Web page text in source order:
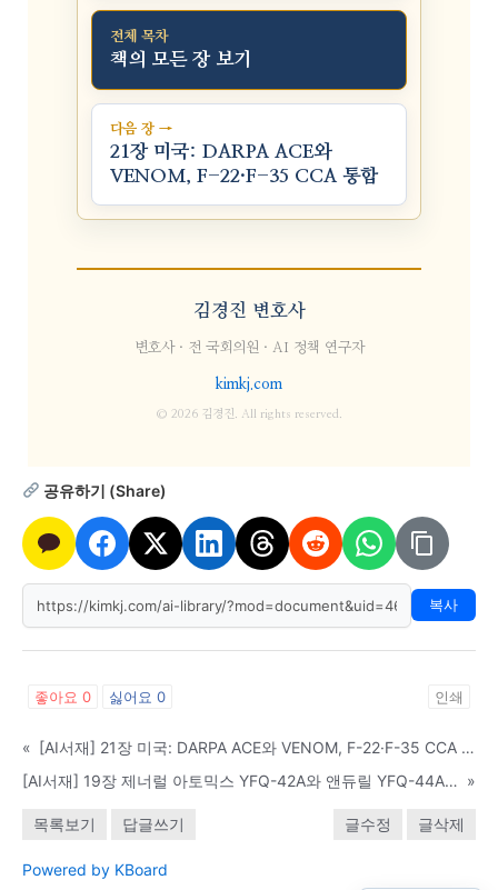
전체 목차
책의 모든 장 보기
다음 장 →
21장 미국: DARPA ACE와
VENOM, F-22·F-35 CCA 통합
김경진 변호사
변호사 · 전 국회의원 · AI 정책 연구자
kimkj.com
© 2026 김경진. All rights reserved.
공유하기 (Share)
복사
좋아요 0 싫어요 0 인쇄
«
[AI서재] 21장 미국: DARPA ACE와 VENOM, F-22·F-35 CCA 통합
[AI서재] 19장 제너럴 아토믹스 YFQ-42A와 앤듀릴 YFQ-44A 퓨리
»
목록보기 답글쓰기 글수정 글삭제
Powered by KBoard